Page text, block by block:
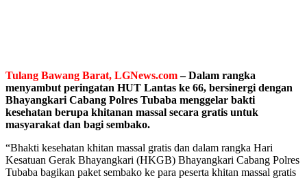
Tulang Bawang Barat, LGNews.com– Dalam rangka
menyambut peringatan HUT Lantas ke 66, bersinergi dengan
Bhayangkari Cabang Polres Tubaba menggelar bakti
kesehatan berupa khitanan massal secara gratis untuk
masyarakat dan bagi sembako.
“Bhakti kesehatan khitan massal gratis dan dalam rangka Hari
Kesatuan Gerak Bhayangkari (HKGB) Bhayangkari Cabang Polres
Tubaba bagikan paket sembako ke para peserta khitan massal gratis